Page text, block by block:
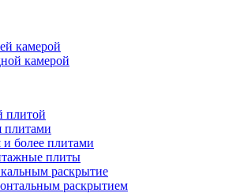
камерой
камерой
плитой
более плитами
плиты
раскрытие
раскрытием